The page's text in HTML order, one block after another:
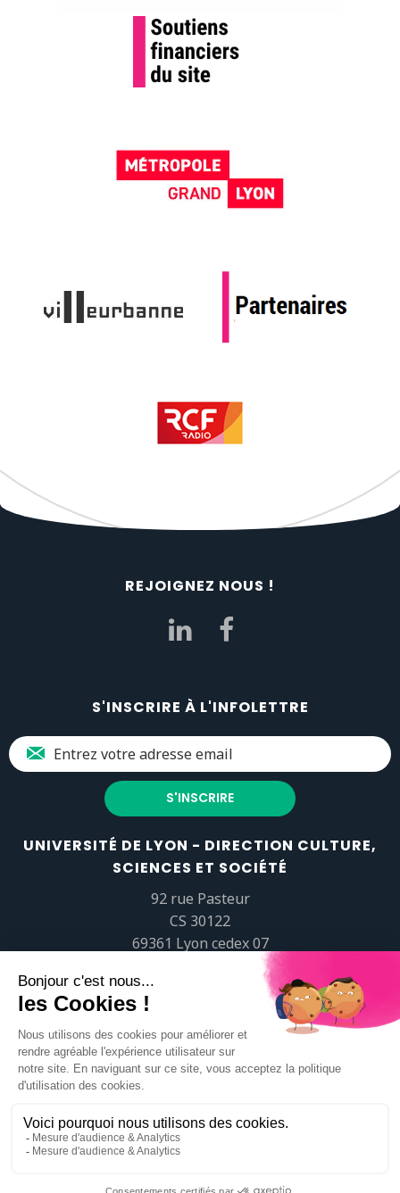
REJOIGNEZ NOUS !
S'INSCRIRE À L'INFOLETTRE
UNIVERSITÉ DE LYON - DIRECTION CULTURE,
SCIENCES ET SOCIÉTÉ
92 rue Pasteur
CS 30122
69361 Lyon cedex 07
popsciences@universite-lyon.fr
Tél.+33 (0)4 37 37 82 01
https://www.youtube.com/embed/Qm-prNOXepo